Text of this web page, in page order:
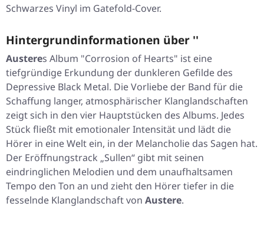
Schwarzes Vinyl im Gatefold-Cover.
Hintergrundinformationen über ''
Austeres Album "Corrosion of Hearts" ist eine
tiefgründige Erkundung der dunkleren Gefilde des
Depressive Black Metal. Die Vorliebe der Band für die
Schaffung langer, atmosphärischer Klanglandschaften
zeigt sich in den vier Hauptstücken des Albums. Jedes
Stück fließt mit emotionaler Intensität und lädt die
Hörer in eine Welt ein, in der Melancholie das Sagen hat.
Der Eröffnungstrack „Sullen“ gibt mit seinen
eindringlichen Melodien und dem unaufhaltsamen
Tempo den Ton an und zieht den Hörer tiefer in die
fesselnde Klanglandschaft von Austere.